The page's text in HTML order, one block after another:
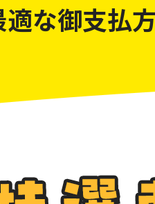
な御支払